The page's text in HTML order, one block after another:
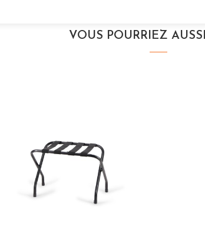
VOUS POURRIEZ